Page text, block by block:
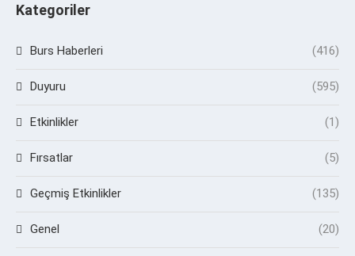
Kategoriler
Burs Haberleri (416)
Duyuru (595)
Etkinlikler (1)
Fırsatlar (5)
Geçmiş Etkinlikler (135)
Genel (20)